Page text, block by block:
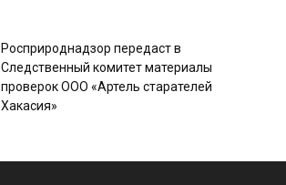
Росприроднадзор передаст в
Следственный комитет материалы
проверок ООО «Артель старателей
Хакасия»